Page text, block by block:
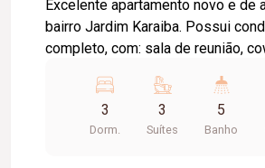
disponibilidade sujeitos a
Excelente apartamento novo e de
bairro Jardim Karaiba. Possui condomínio
completo, com: sala de reunião,
piscina, academia, espaço kids, 02
churrasqueiras (no térreo e no 1°
suítes, sendo 01 suíte master,
3
Dorm.
3
Suítes
5
Banho